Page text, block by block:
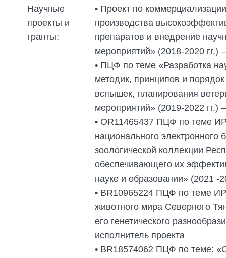
Научные
проекты и
гранты:
• Проект по
производства
препаратов и внедрение
мероприятий» (2018-2020 гг.)
• ПЦФ по теме «Разработка
методик, принципов и
вспышек, планирования
мероприятий» (2019-2022 гг.)
• OR11465437 ПЦФ по теме
национального электронного
зоологической коллекции
обеспечивающего их
науке и образовании» (2021 -
• ВR10965224 ПЦФ по теме
животного мира Северного
его генетического
исполнитель проекта
• BR18574062 ПЦФ по теме: